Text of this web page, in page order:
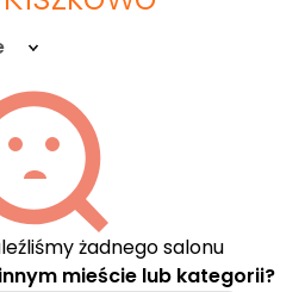
żadnego salonu
mieście lub kategorii?